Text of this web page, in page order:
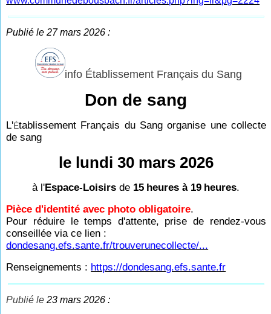
Publié le 27 mars 2026 :
info Établissement Français du Sang
Don de sang
L'Établissement Français du Sang organise une collecte
de sang
le lundi 30 mars 2026
à l'Espace-Loisirs de 15 heures à 19 heures.
Pièce d'identité avec photo obligatoire.
Pour réduire le temps d'attente, prise de rendez-vous
conseillée via ce lien :
dondesang.efs.sante.fr/trouverunecollecte/...
Renseignements : https://dondesang.efs.sante.fr
Publié le23 mars 2026 :